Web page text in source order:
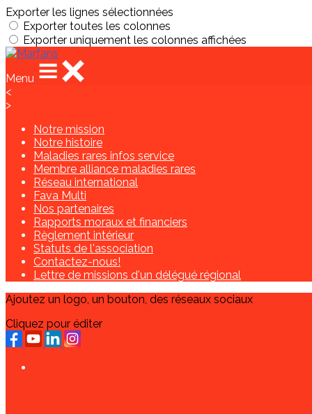
Exporter les lignes sélectionnées
Exporter toutes les colonnes
Exporter uniquement les colonnes affichées
Menu
<
>
Notre mission
Notre histoire
Maladies rares infos service
Membre alliance maladies rares
Réseau international
Fava Multi
Nos partenaires
Rapports moraux et financiers
Règlement intérieur
Statuts de l'association
Contactez-nous!
Lettre de missions d'un délégué régional
Ajoutez un logo, un bouton, des réseaux sociaux
Cliquez pour éditer